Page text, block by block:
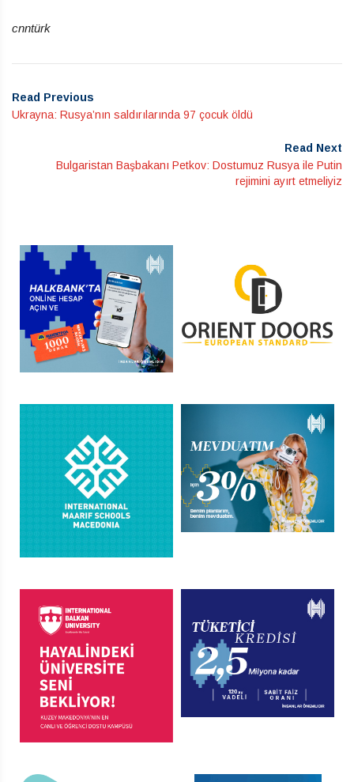
cnntürk
Read Previous
Ukrayna: Rusya’nın saldırılarında 97 çocuk öldü
Read Next
Bulgaristan Başbakanı Petkov: Dostumuz Rusya ile Putin
rejimini ayırt etmeliyiz